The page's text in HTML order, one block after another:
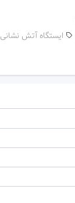
ایستگاه آتش نشانی